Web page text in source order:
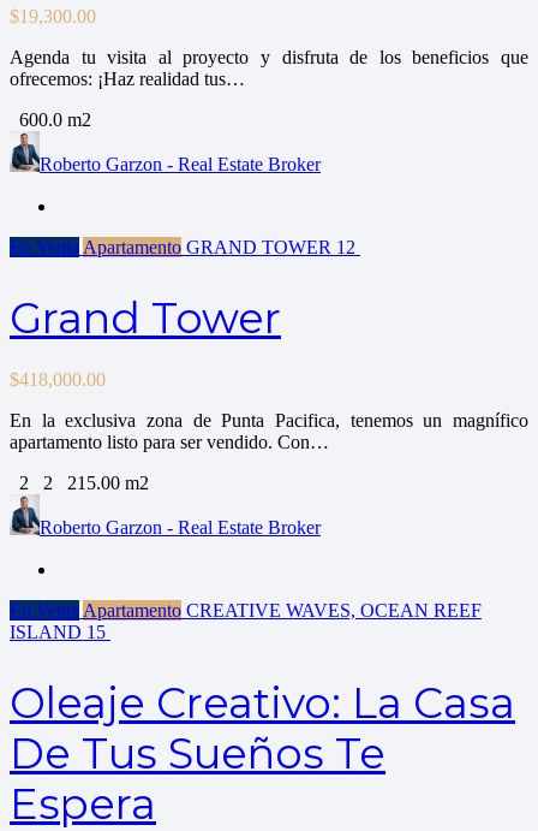
$19,300.00
Agenda tu visita al proyecto y disfruta de los beneficios que
ofrecemos: ¡Haz realidad tus…
600.0 m2
Roberto Garzon - Real Estate Broker
En Venta Apartamento GRAND TOWER 12
Grand Tower
$418,000.00
En la exclusiva zona de Punta Pacifica, tenemos un magnífico
apartamento listo para ser vendido. Con…
2
2 215.00 m2
Roberto Garzon - Real Estate Broker
En Venta Apartamento CREATIVE WAVES, OCEAN REEF
ISLAND 15
Oleaje Creativo: La Casa
De Tus Sueños Te
Espera